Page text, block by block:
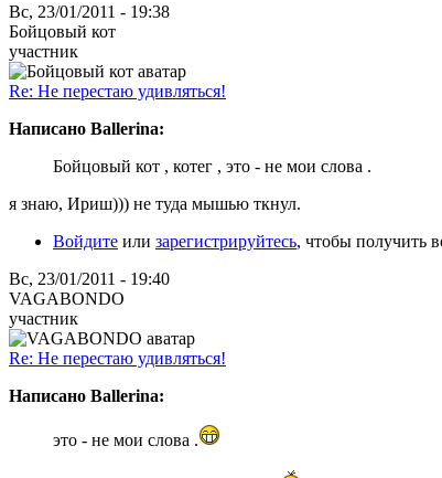
Вс, 23/01/2011 - 19:38
Бойцовый кот
участник
Re: Не перестаю удивляться!
Написано Ballerina:
Бойцовый кот , котег , это - не мои слова .
я знаю, Ириш))) не туда мышью ткнул.
Войдите или зарегистрируйтесь, чтобы получить
Вс, 23/01/2011 - 19:40
VAGABONDO
участник
Re: Не перестаю удивляться!
Написано Ballerina:
это - не мои слова .